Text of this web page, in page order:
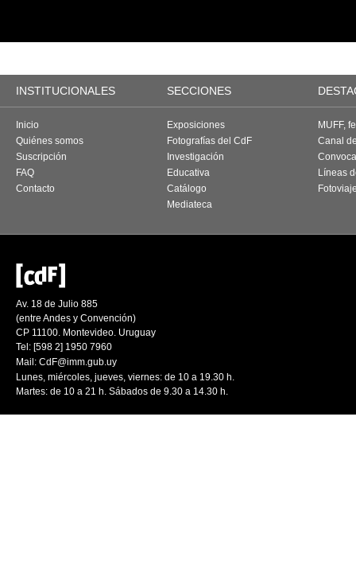
INSTITUCIONALES SECCIONES
Inicio
Quiénes somos
Suscripción
FAQ
Contacto
Exposiciones
Fotografías del CdF
Investigación
Educativa
Catálogo
Mediateca
MUFF,
Canal
Líneas
Av. 18 de Julio 885
(entre Andes y Convención)
CP 11100. Montevideo. Uruguay
Tel: [598 2] 1950 7960
Mail: CdF@imm.gub.uy
Lunes, miércoles, jueves, viernes: de 10 a 19.30 h.
Martes: de 10 a 21 h. Sábados de 9.30 a 14.30 h.